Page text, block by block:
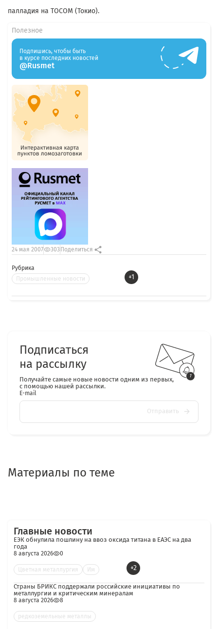
палладия на ТОСОМ (Токио).
Рубрика
Промышленные новости
+1
24 мая 2007 303 Поделиться
Полезное
Подпишись, чтобы быть
в курсе последних новостей
@Rusmet
Подписаться
на рассылку
Получайте самые новые новости одним из первых,
с помощью нашей рассылки.
E-mail
Отправить
Материалы по теме
Главные новости
ЕЭК обнулила пошлину на ввоз оксида титана в ЕАЭС на два
года
8 августа 2026 0
Цветная металлургия Им +2
Страны БРИКС поддержали российские инициативы по
металлургии и критическим минералам
8 августа 2026 8
редкоземельные металлы